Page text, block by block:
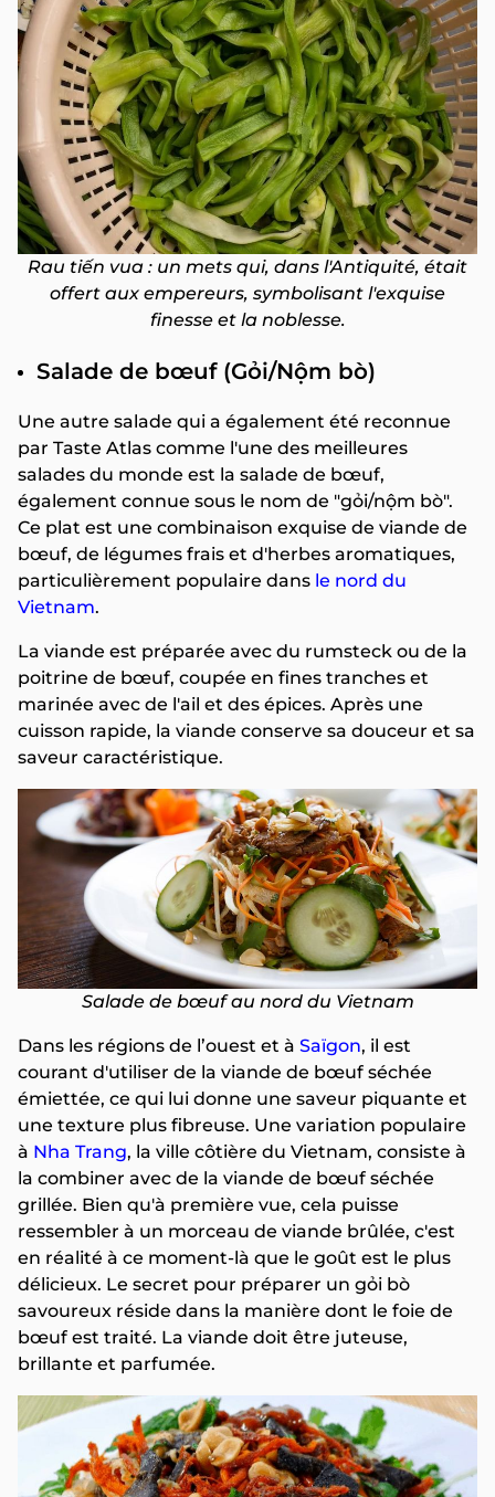
Rau tiến vua : un mets qui, dans l'Antiquité, était
offert aux empereurs, symbolisant l'exquise
finesse et la noblesse.
Salade de bœuf (Gỏi/Nộm bò)
Une autre salade qui a également été reconnue
par Taste Atlas comme l'une des meilleures
salades du monde est la salade de bœuf,
également connue sous le nom de "gỏi/nộm bò".
Ce plat est une combinaison exquise de viande de
bœuf, de légumes frais et d'herbes aromatiques,
particulièrement populaire dans le nord du
Vietnam.
La viande est préparée avec du rumsteck ou de la
poitrine de bœuf, coupée en fines tranches et
marinée avec de l'ail et des épices. Après une
cuisson rapide, la viande conserve sa douceur et sa
saveur caractéristique.
Salade de bœuf au nord du Vietnam
Dans les régions de l’ouest et à Saïgon, il est
courant d'utiliser de la viande de bœuf séchée
émiettée, ce qui lui donne une saveur piquante et
une texture plus fibreuse. Une variation populaire
à Nha Trang, la ville côtière du Vietnam, consiste à
la combiner avec de la viande de bœuf séchée
grillée. Bien qu'à première vue, cela puisse
ressembler à un morceau de viande brûlée, c'est
en réalité à ce moment-là que le goût est le plus
délicieux. Le secret pour préparer un gỏi bò
savoureux réside dans la manière dont le foie de
bœuf est traité. La viande doit être juteuse,
brillante et parfumée.